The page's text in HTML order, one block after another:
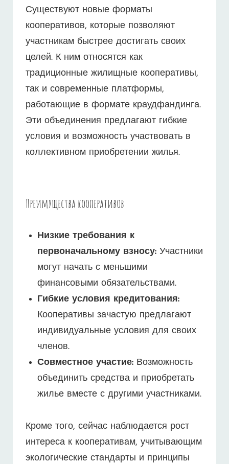
Существуют новые форматы
кооперативов, которые позволяют
участникам быстрее достигать своих
целей. К ним относятся как
традиционные жилищные кооперативы,
так и современные платформы,
работающие в формате краудфандинга.
Эти объединения предлагают гибкие
условия и возможность участвовать в
коллективном приобретении жилья.
Преимущества кооперативов
Низкие требования к
первоначальному взносу:Участники
могут начать с меньшими
финансовыми обязательствами.
Гибкие условия кредитования:
Кооперативы зачастую предлагают
индивидуальные условия для своих
членов.
Совместное участие:Возможность
объединить средства и приобретать
жилье вместе с другими участниками.
Кроме того, сейчас наблюдается рост
интереса к кооперативам, учитывающим
экологические стандарты и принципы